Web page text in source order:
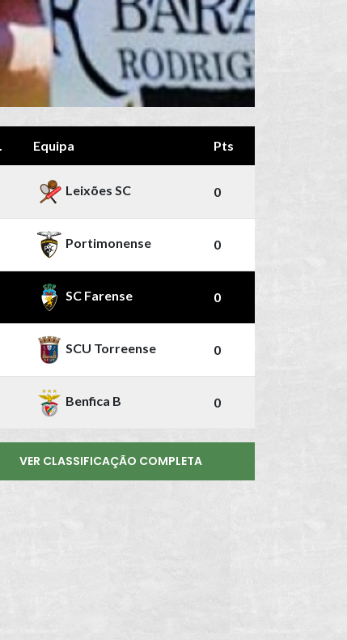
Equipa Pts
Leixões SC 0
Portimonense 0
SC Farense 0
SCU Torreense 0
Benfica B 0
VER CLASSIFICAÇÃO COMPLETA